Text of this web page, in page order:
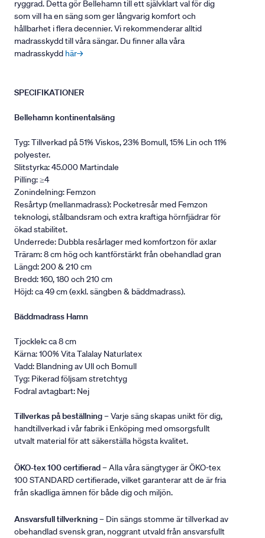
ryggrad. Detta gör Bellehamn till ett självklart val för dig
som vill ha en säng som ger långvarig komfort och
hållbarhet i flera decennier. Vi rekommenderar alltid
madrasskydd till våra sängar. Du finner alla våra
madrasskydd här→
SPECIFIKATIONER
Bellehamn kontinentalsäng
Tyg: Tillverkad på 51% Viskos, 23% Bomull, 15% Lin och 11%
polyester.
Slitstyrka: 45.000 Martindale
Pilling: ≥4
Zonindelning: Femzon
Resårtyp (mellanmadrass): Pocketresår med Femzon
teknologi, stålbandsram och extra kraftiga hörnfjädrar för
ökad stabilitet.
Underrede: Dubbla resårlager med komfortzon för axlar
Träram: 8 cm hög och kantförstärkt från obehandlad gran
Längd: 200 & 210 cm
Bredd: 160, 180 och 210 cm
Höjd: ca 49 cm (exkl. sängben & bäddmadrass).
Bäddmadrass Hamn
Tjocklek: ca 8 cm
Kärna: 100% Vita Talalay Naturlatex
Vadd: Blandning av Ull och Bomull
Tyg: Pikerad följsam stretchtyg
Fodral avtagbart: Nej
Tillverkas på beställning– Varje säng skapas unikt för dig,
handtillverkad i vår fabrik i Enköping med omsorgsfullt
utvalt material för att säkerställa högsta kvalitet.
ÖKO-tex 100 certifierad– Alla våra sängtyger är ÖKO-tex
100 STANDARD certifierade, vilket garanterar att de är fria
från skadliga ämnen för både dig och miljön.
Ansvarsfull tillverkning– Din sängs stomme är tillverkad av
obehandlad svensk gran, noggrant utvald från ansvarsfullt